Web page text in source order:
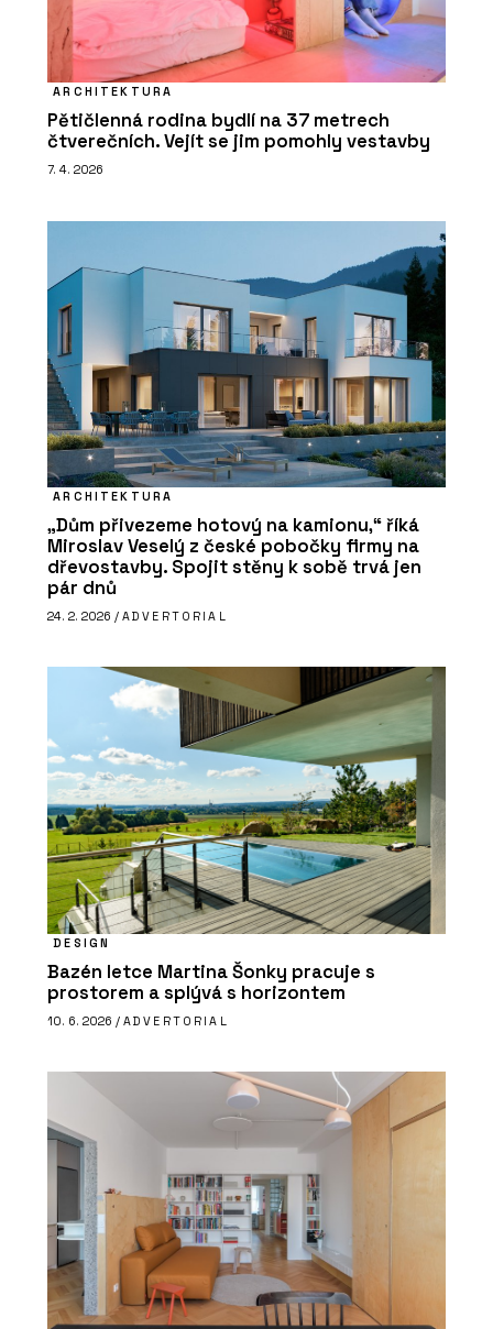
ARCHITEKTURA
Pětičlenná rodina bydlí na 37 metrech
čtverečních. Vejít se jim pomohly vestavby
7. 4. 2026
ARCHITEKTURA
„Dům přivezeme hotový na kamionu,“ říká
Miroslav Veselý z české pobočky firmy na
dřevostavby. Spojit stěny k sobě trvá jen
pár dnů
24. 2. 2026 / ADVERTORIAL
DESIGN
Bazén letce Martina Šonky pracuje s
prostorem a splývá s horizontem
10. 6. 2026 / ADVERTORIAL